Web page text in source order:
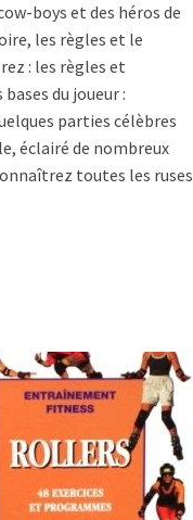
boys et des héros de
les règles et le
: les règles et
du joueur :
parties célèbres
éclairé de nombreux
toutes les ruses